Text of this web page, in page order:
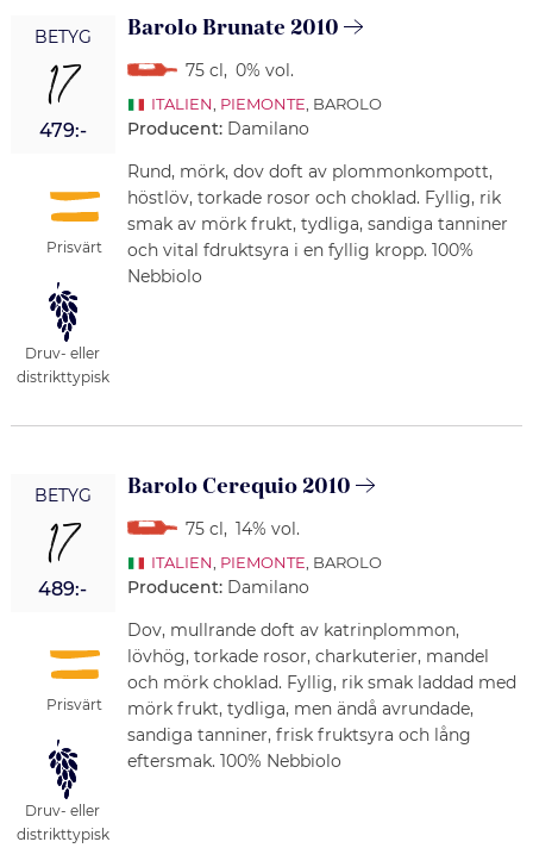
BETYG
17
479:-
Prisvärt
Druv- eller
distrikttypisk
Barolo Brunate 2010
75 cl, 0% vol.
ITALIEN PIEMONTE , BAROLO
Producent: Damilano
Rund, mörk, dov doft av plommonkompott,
höstlöv, torkade rosor och choklad. Fyllig, rik
smak av mörk frukt, tydliga, sandiga tanniner
och vital fdruktsyra i en fyllig kropp. 100%
Nebbiolo
BETYG
17
489:-
Prisvärt
Druv- eller
distrikttypisk
Barolo Cerequio 2010
75 cl, 14% vol.
ITALIEN PIEMONTE , BAROLO
Producent: Damilano
Dov, mullrande doft av katrinplommon,
lövhög, torkade rosor, charkuterier, mandel
och mörk choklad. Fyllig, rik smak laddad med
mörk frukt, tydliga, men ändå avrundade,
sandiga tanniner, frisk fruktsyra och lång
eftersmak. 100% Nebbiolo